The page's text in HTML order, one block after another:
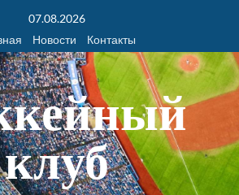
07.08.2026
Новости Контакты
клуб